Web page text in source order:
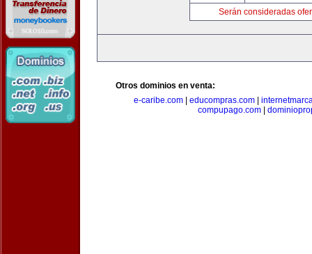
Serán consideradas
Otros dominios en venta:
e-caribe.com| educompras.com|
compupago.com|